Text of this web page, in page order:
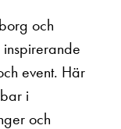
och
event. Här
i
och